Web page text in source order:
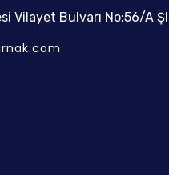
Vilayet Bulvarı No:56/A